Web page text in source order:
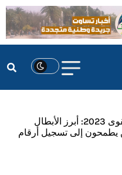
ملتقى محمد السادس لألعاب القوى 2023: أبرز الأبطال
يطمحون إلى تسجيل أرقام